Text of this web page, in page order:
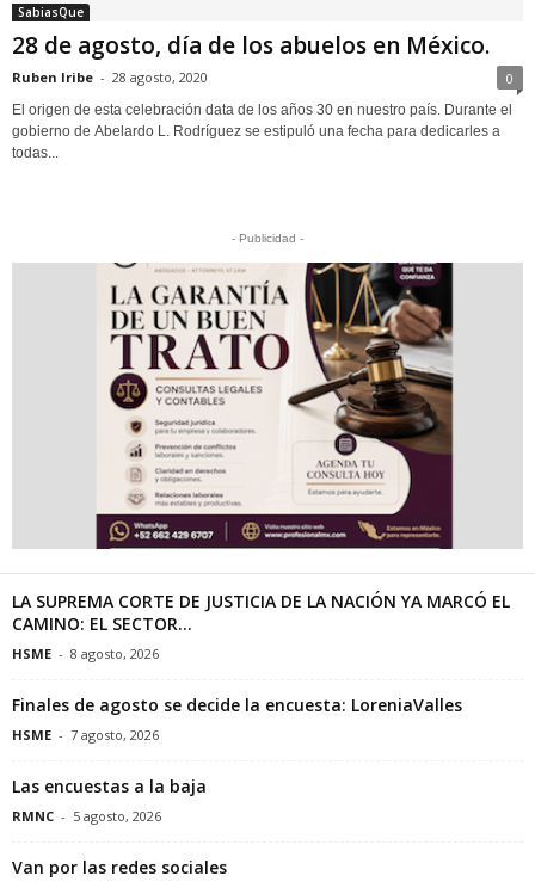
SabiasQue
28 de agosto, día de los abuelos en México.
Ruben Iribe - 28 agosto, 2020 0
El origen de esta celebración data de los años 30 en nuestro país. Durante el
gobierno de Abelardo L. Rodríguez se estipuló una fecha para dedicarles a
todas...
- Publicidad -
LA SUPREMA CORTE DE JUSTICIA DE LA NACIÓN YA MARCÓ EL
CAMINO: EL SECTOR...
HSME - 8 agosto, 2026
Finales de agosto se decide la encuesta: LoreniaValles
HSME - 7 agosto, 2026
Las encuestas a la baja
RMNC - 5 agosto, 2026
Van por las redes sociales